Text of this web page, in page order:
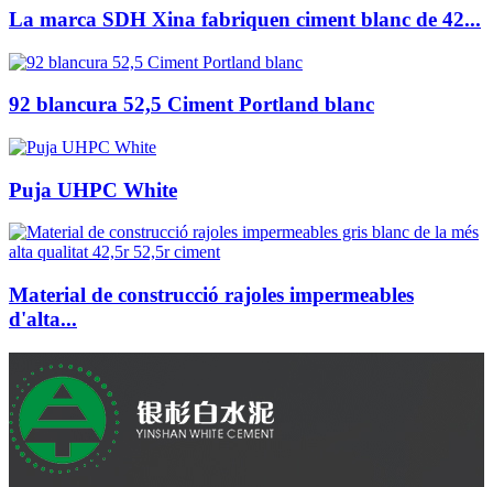
La marca SDH Xina fabriquen ciment blanc de 42...
92 blancura 52,5 Ciment Portland blanc
Puja UHPC White
Material de construcció rajoles impermeables
d'alta...